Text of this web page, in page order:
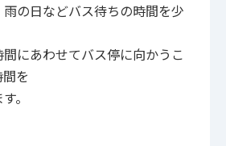
の日などバス待ちの時間を少
にあわせてバス停に向かうこ
を
。